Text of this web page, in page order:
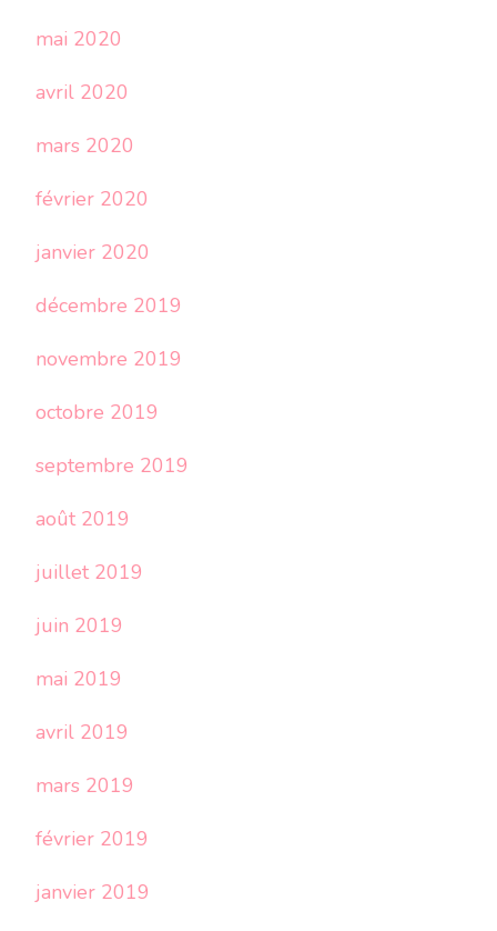
mai 2020
avril 2020
mars 2020
février 2020
janvier 2020
décembre 2019
novembre 2019
octobre 2019
septembre 2019
août 2019
juillet 2019
juin 2019
mai 2019
avril 2019
mars 2019
février 2019
janvier 2019